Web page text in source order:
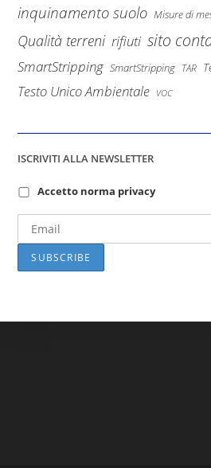
inquinamento suolo Misure di
Qualità terreni rifiuti sito
SmartStripping SmartStripping TAR
Testo Unico Ambientale VOC
ISCRIVITI ALLA NEWSLETTER
Accetto norma privacy